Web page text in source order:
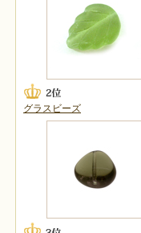
グラスビーズ